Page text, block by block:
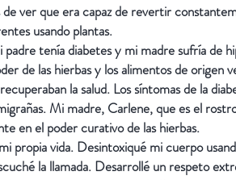
ver que era capaz de revertir
usando plantas.
tenía diabetes y mi madre sufría de
de las hierbas y los alimentos de origen
la salud. Los síntomas de la
Mi madre, Carlene, que es el
en el poder curativo de las hierbas.
propia vida. Desintoxiqué mi cuerpo
la llamada. Desarrollé un respeto